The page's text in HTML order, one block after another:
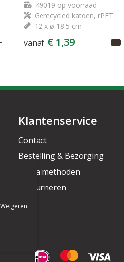
49019 op voorraad
Gerecycled katoen, rPET
12 x ø 18.5 cm
vanaf € 1,39
Klantenservice
Contact
Bestelling & Bezorging
Betaalmethoden
Retourneren
Weigeren